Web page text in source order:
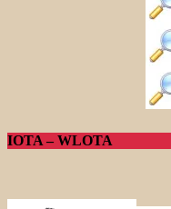
IOTA – WLOTA